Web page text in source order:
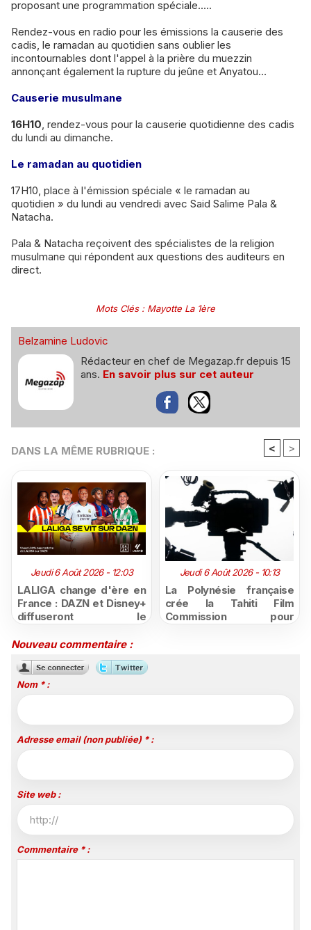
proposant une programmation spéciale.....
Rendez-vous en radio pour les émissions la causerie des
cadis, le ramadan au quotidien sans oublier les
incontournables dont l'appel à la prière du muezzin
annonçant également la rupture du jeûne et Anyatou…
Causerie musulmane
16H10, rendez-vous pour la causerie quotidienne des cadis
du lundi au dimanche.
Le ramadan au quotidien
17H10, place à l'émission spéciale « le ramadan au
quotidien » du lundi au vendredi avec Said Salime Pala &
Natacha.
Pala & Natacha reçoivent des spécialistes de la religion
musulmane qui répondent aux questions des auditeurs en
direct.
Mots Clés: Mayotte La 1ère
Belzamine Ludovic
Rédacteur en chef de Megazap.fr depuis 15
ans. En savoir plus sur cet auteur
DANS LA MÊME RUBRIQUE : < >
Jeudi 6 Août 2026 - 12:03
LALIGA change d'ère en
France : DAZN et Disney+
diffuseront le
jusqu'en 2029, un revers
Jeudi 6 Août 2026 - 10:13
La Polynésie française
crée la Tahiti Film
Commission pour
Nouveau commentaire :
Nom * :
Adresse email (non publiée) * :
Site web :
Commentaire * :